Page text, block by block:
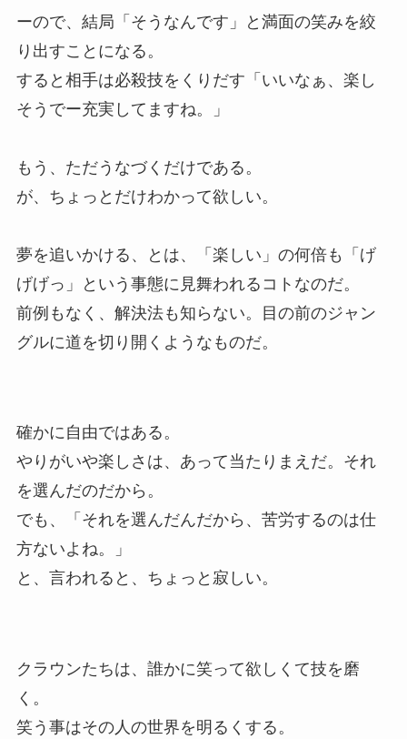
ーので、結局「そうなんです」と満面の笑みを絞
り出すことになる。
すると相手は必殺技をくりだす「いいなぁ、楽し
そうでー充実してますね。」
もう、ただうなづくだけである。
が、ちょっとだけわかって欲しい。
夢を追いかける、とは、「楽しい」の何倍も「げ
げげっ」という事態に見舞われるコトなのだ。
前例もなく、解決法も知らない。目の前のジャン
グルに道を切り開くようなものだ。
確かに自由ではある。
やりがいや楽しさは、あって当たりまえだ。それ
を選んだのだから。
でも、「それを選んだんだから、苦労するのは仕
方ないよね。」
と、言われると、ちょっと寂しい。
クラウンたちは、誰かに笑って欲しくて技を磨
く。
笑う事はその人の世界を明るくする。